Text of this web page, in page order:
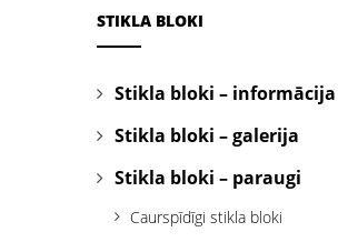
STIKLA BLOKI
Stikla bloki – informācija
Stikla bloki – galerija
Stikla bloki – paraugi
Caurspīdīgi stikla bloki